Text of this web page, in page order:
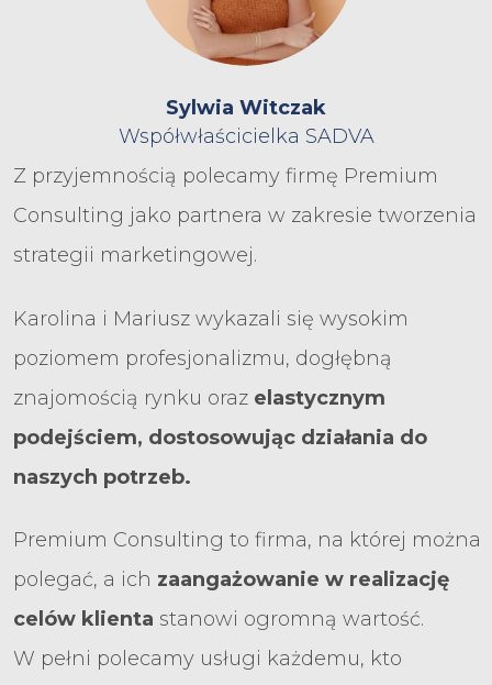
Sylwia Witczak
Współwłaścicielka SADVA
Z przyjemnością polecamy firmę Premium
Consulting jako partnera w zakresie tworzenia
strategii marketingowej.
Karolina i Mariusz wykazali się wysokim
poziomem profesjonalizmu, dogłębną
znajomością rynku oraz elastycznym
podejściem, dostosowując działania do
naszych potrzeb.
Premium Consulting to firma, na której można
polegać, a ich zaangażowanie w realizację
celów klienta stanowi ogromną wartość.
W pełni polecamy usługi każdemu, kto